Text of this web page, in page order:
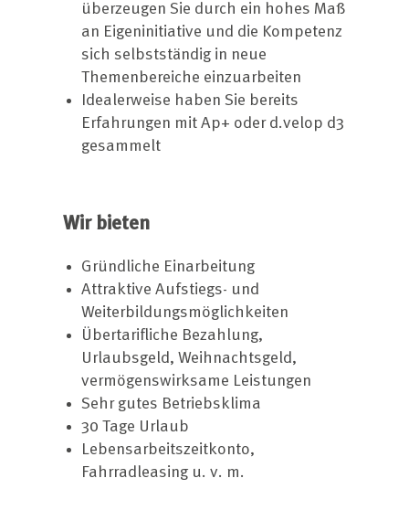
überzeugen Sie durch ein hohes Maß
an Eigeninitiative und die Kompetenz
sich selbstständig in neue
Themenbereiche einzuarbeiten
Idealerweise haben Sie bereits
Erfahrungen mit Ap+ oder d.velop d3
gesammelt
Wir bieten
Gründliche Einarbeitung
Attraktive Aufstiegs- und
Weiterbildungsmöglichkeiten
Übertarifliche Bezahlung,
Urlaubsgeld, Weihnachtsgeld,
vermögenswirksame Leistungen
Sehr gutes Betriebsklima
30 Tage Urlaub
Lebensarbeitszeitkonto,
Fahrradleasing u. v. m.